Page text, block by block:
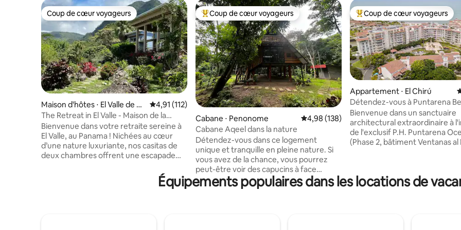
Coup de cœur voyageurs
Coup de cœur voyageurs
Maison d'hôtes ⋅ El Valle de A
ntón
Évaluation moyenne sur la base de 112 commentaires : 4,91 sur 5
4,91 (112)
The Retreat in El Valle - Maison de la
montagne
Bienvenue dans votre retraite sereine à
El Valle, au Panama ! Nichées au cœur
d’une nature luxuriante, nos casitas de
deux chambres offrent une escapade
une faune exotique et une flore variée.
Coups de cœur voyageurs les plus appréciés
Coup de cœur voyageurs
Cabane ⋅ Penonome Évaluation moyenne sur la base de 138
4,98 (138)
Cabane Aqeel dans la nature
Détendez-vous dans ce logement
unique et tranquille en pleine nature. Si
vous avez de la chance, vous pourrez
peut-être voir des capucins à face
blanche depuis la fenêtre de votre
chambre et apercevoir une abondance
Coups de cœur voyageurs les
Coup de cœur voyageurs
Appartement ⋅ El Chirú
Détendez-vous à Puntarena
Bienvenue dans un sanctuaire
architectural extraordinaire à
de l'exclusif P.H. Puntarena
(Phase 2, bâtiment Ventanas al
moderne et tranquillité
Équipements populaires dans les locations de